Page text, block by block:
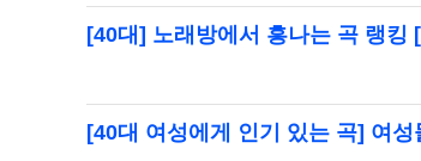
[40대] 노래방에서 흥나는 곡 랭킹
[40대 여성에게 인기 있는 곡] 여